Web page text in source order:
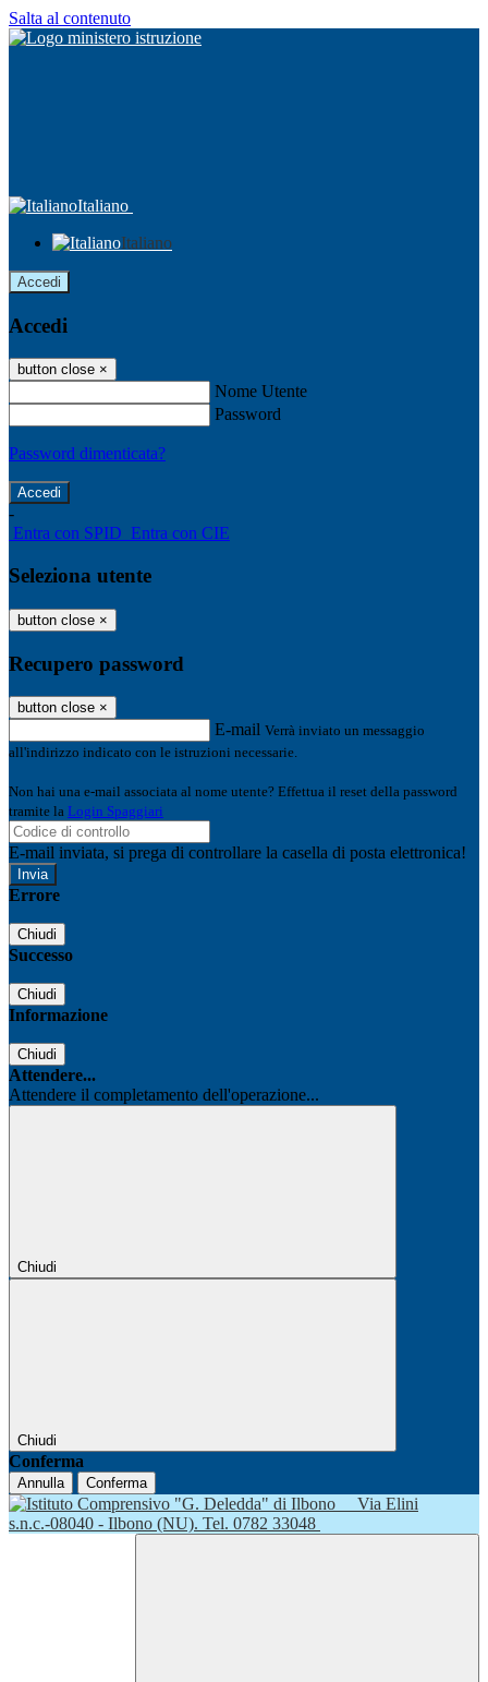
Salta al contenuto
Italiano
Italiano
Accedi
Accedi
button close ×
Nome Utente
Password
Password dimenticata?
-
Entra con SPID Entra con CIE
Seleziona utente
button close ×
Recupero password
button close ×
E-mail Verrà inviato un messaggio
all'indirizzo indicato con le istruzioni necessarie.
Non hai una e-mail associata al nome utente? Effettua il reset della password
tramite la Login Spaggiari
E-mail inviata, si prega di controllare la casella di posta elettronica!
Errore
Chiudi
Successo
Chiudi
Informazione
Chiudi
Attendere...
Attendere il completamento dell'operazione...
Chiudi
Chiudi
Conferma
Annulla Conferma
Via Elini
s.n.c.-08040 - Ilbono (NU). Tel. 0782 33048